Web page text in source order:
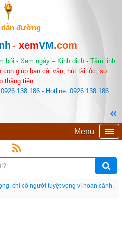
đường
- xemVM.com
bói - Xem ngày – Kinh dịch - Tâm linh
giúp bạn cải vận, hút tài lộc, sự
thăng tiến
- Hotline: 0926.138.186
Menu
dù đi vạn dặm đường cũng chỉ là anh đưa